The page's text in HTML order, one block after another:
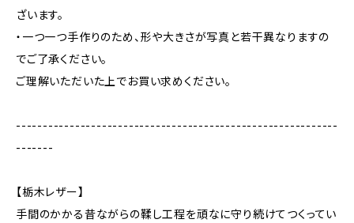
ざいます。
・一つ一つ手作りのため、形や大きさが写真と若干異なりますの
でご了承ください。
ご理解いただいた上でお買い求めください。
------------------------------------------------------------
-------
【栃木レザー】
手間のかかる昔ながらの鞣し工程を頑なに守り続けてつくってい